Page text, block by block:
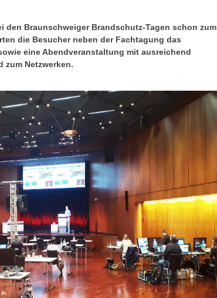
Braunschweiger Brandschutz-Tagen schon zum
die Besucher neben der Fachtagung das
eine Abendveranstaltung mit ausreichend
zum Netzwerken.